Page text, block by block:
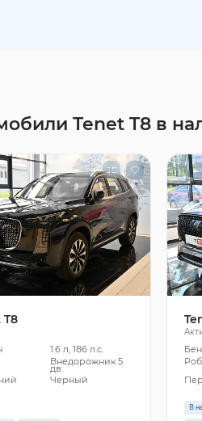
Tenet T8 в
T8
1.6 л, 186 л.с.
Внедорожник 5
дв.
Черный
В